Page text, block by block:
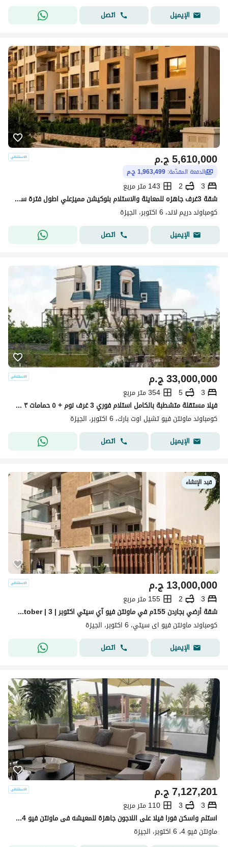
الإيميل
اتصل
ج.م5,610,000
الدفعة المقدّمة: 1,963,499 ج.م
3
2
143 متر مربع
شقة 3غرف جاهزه للمعاينة والاستلام بلوكيشن مميزعلي اطول فترة سداد
كومباوند دريم لاند، 6 اكتوبر، الجيزة
الإيميل
اتصل
ج.م33,000,000
3
5
354 متر مربع
فيلا مستقلة متشطبة بالكامل استلام فوري 3 غرف نوم + ٥ حمامات ٣ اماكن لركن السيارات في ماونتن فيو شيل أوت بارك Mountain View chill out park
كومباوند ماونتن فيو تشيل اوت بارك، 6 اكتوبر، الجيزة
الإيميل
اتصل
قيد الإنشاء
ج.م13,000,000
3
2
155 متر مربع
شقة أرضي بجاردن 155م في ماونتن فيو آي سيتي اكتوبر | Mountain View iCity October | 3 غرف | جاردن 52م | 10% مقدم | أقساط حتى 10 سنوات
كومباوند ماونتن فيو اى سيتي، 6 اكتوبر، الجيزة
الإيميل
اتصل
ج.م7,127,201
3
3
110 متر مربع
استلم واسكن فورا فيلا على اللاجون جاهزة للمعيشه فى ماونتن فيو 4 بسعر لقطه بجوار نيو جيزه
ماونتن فيو 4، 6 اكتوبر، الجيزة